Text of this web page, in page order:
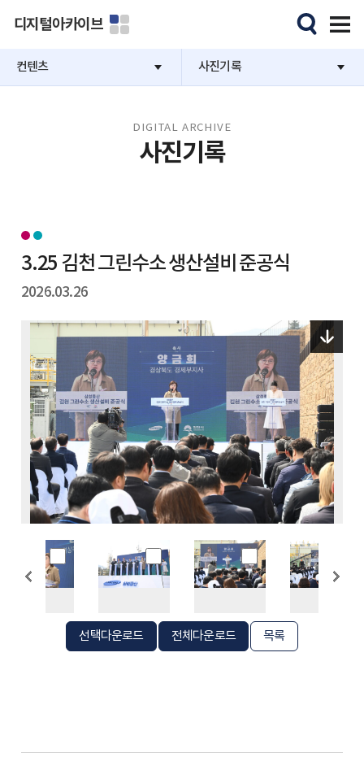
디지털아카이브
컨텐츠 사진기록
DIGITAL ARCHIVE
사진기록
3.25 김천 그린수소 생산설비 준공식
2026.03.26
선택다운로드 전체다운로드 목록